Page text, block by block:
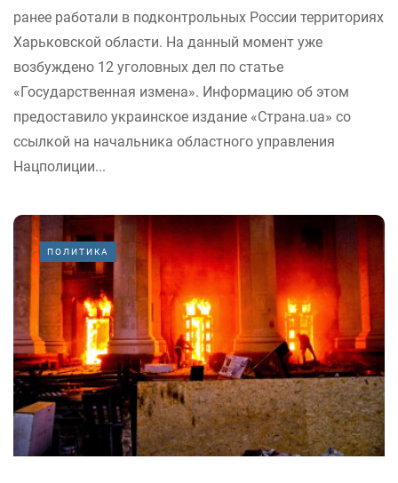
ранее работали в подконтрольных России территориях
Харьковской области. На данный момент уже
возбуждено 12 уголовных дел по статье
«Государственная измена». Информацию об этом
предоставило украинское издание «Страна.ua» со
ссылкой на начальника областного управления
Нацполиции...
ПОЛИТИКА